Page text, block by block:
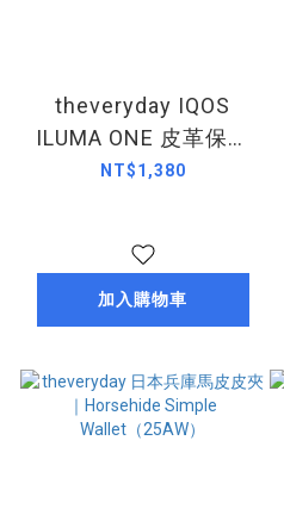
theveryday IQOS
ILUMA ONE 皮革保護
套（鉚釘款）｜
NT$1,380
加入購物車